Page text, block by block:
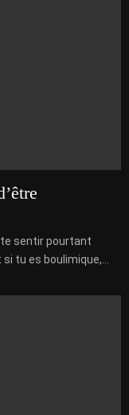
te sentir pourtant
tu es boulimique,...